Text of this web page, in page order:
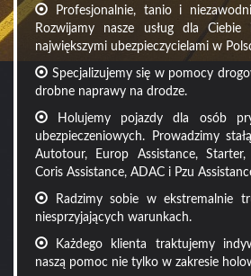
Profesjonalnie, tanio i
Rozwijamy nasze usług dla Ciebie
największymi ubezpieczycielami w
Specjalizujemy się w pomocy
drobne naprawy na drodze.
Holujemy pojazdy dla osób
ubezpieczeniowych. Prowadzimy
Autotour, Europ Assistance,
Coris Assistance, ADAC i Pzu
Radzimy sobie w ekstremalnie
niesprzyjających warunkach.
Każdego klienta traktujemy
naszą pomoc nie tylko w zakresie